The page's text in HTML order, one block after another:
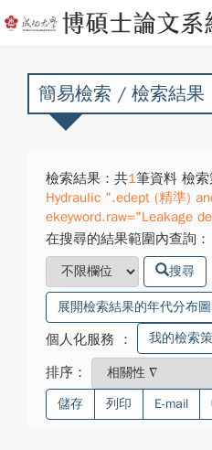
簡易檢索 / 檢索結果
檢索結果：共1筆資料 檢索
Hydraulic ".edept (精準)
ekeyword.raw="Leakage
在搜尋的結果範圍內查詢：
搜尋
展開檢索結果的年代分布圖
個人化服務 ： 我的檢索
排序：
儲存 列印 E-mail